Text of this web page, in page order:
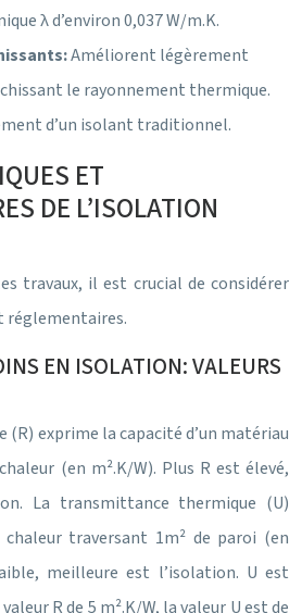
λ d’environ 0,037 W/m.K.
Améliorent légèrement
le rayonnement thermique.
d’un isolant traditionnel.
ET
DE L’ISOLATION
travaux, il est crucial de considérer
réglementaires.
EN ISOLATION: VALEURS
(R) exprime la capacité d’un matériau
(en m².K/W). Plus R est élevé,
La transmittance thermique (U)
traversant 1m² de paroi (en
meilleure est l’isolation. U est
R de 5 m².K/W, la valeur U est de